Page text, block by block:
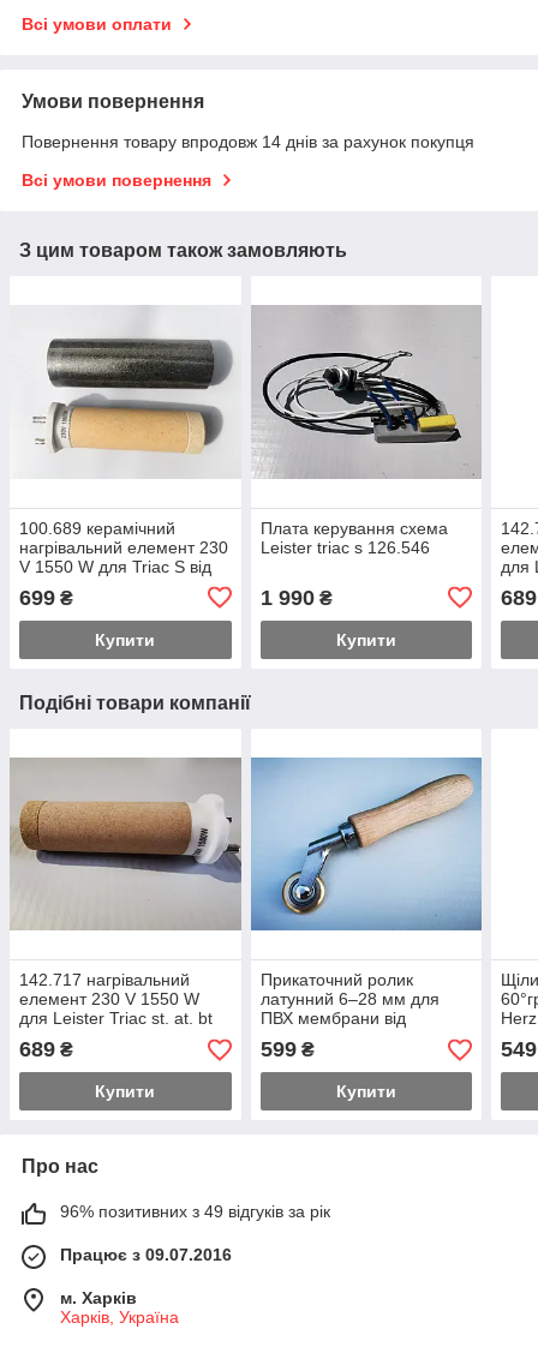
Всі умови оплати
Умови повернення
Повернення товару впродовж 14 днів за рахунок покупця
Всі умови повернення
З цим товаром також замовляють
100.689 керамічний
нагрівальний елемент 230
V 1550 W для Triac S від
699 ₴
Купити
Плата керування схема
Leister triac s 126.546
1 990₴
Купити
для
689
Подібні товари компанії
142.717 нагрівальний
елемент 230 V 1550 W
для Leister Triac st. at. bt
від GOODIZOL
689 ₴
Купити
Прикаточний ролик
латунний 6–28 мм для
ПВХ мембрани від
GOODIZOL
599₴
Купити
Herz
549
Про нас
96% позитивних з 49 відгуків за рік
Працює з 09.07.2016
м. Харків
Харків, Україна